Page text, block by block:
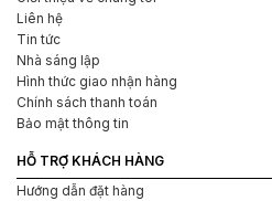
Liên hệ
Tin tức
Nhà sáng lập
Hình thức giao nhận hàng
Chính sách thanh toán
Bảo mật thông tin
HỖ TRỢ KHÁCH HÀNG
Hướng dẫn đặt hàng